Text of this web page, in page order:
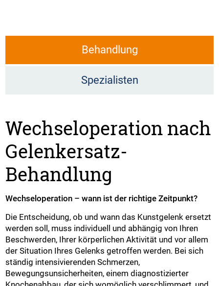
Behandlung
Spezialisten
Wechseloperation nach
Gelenkersatz-
Behandlung
Wechseloperation – wann ist der richtige Zeitpunkt?
Die Entscheidung, ob und wann das Kunstgelenk ersetzt
werden soll, muss individuell und abhängig von Ihren
Beschwerden, Ihrer körperlichen Aktivität und vor allem
der Situation Ihres Gelenks getroffen werden. Bei sich
ständig intensivierenden Schmerzen,
Bewegungsunsicherheiten, einem diagnostizierter